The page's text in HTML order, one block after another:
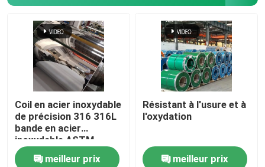
Coil en acier inoxydable
de précision 316 316L
bande en acier
inoxydable ASTM
laminée à froid
meilleur prix
Résistant à l'usure et à
l'oxydation
meilleur prix